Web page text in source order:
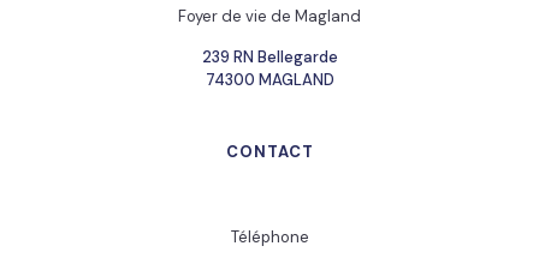
Foyer de vie de Magland
239 RN Bellegarde
74300 MAGLAND
CONTACT
Téléphone